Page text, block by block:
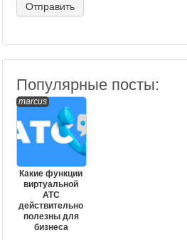
Популярные посты:
marcus
Какие функции
виртуальной
АТС
действительно
полезны для
бизнеса